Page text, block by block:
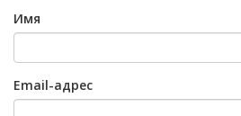
Имя
Email-адрес